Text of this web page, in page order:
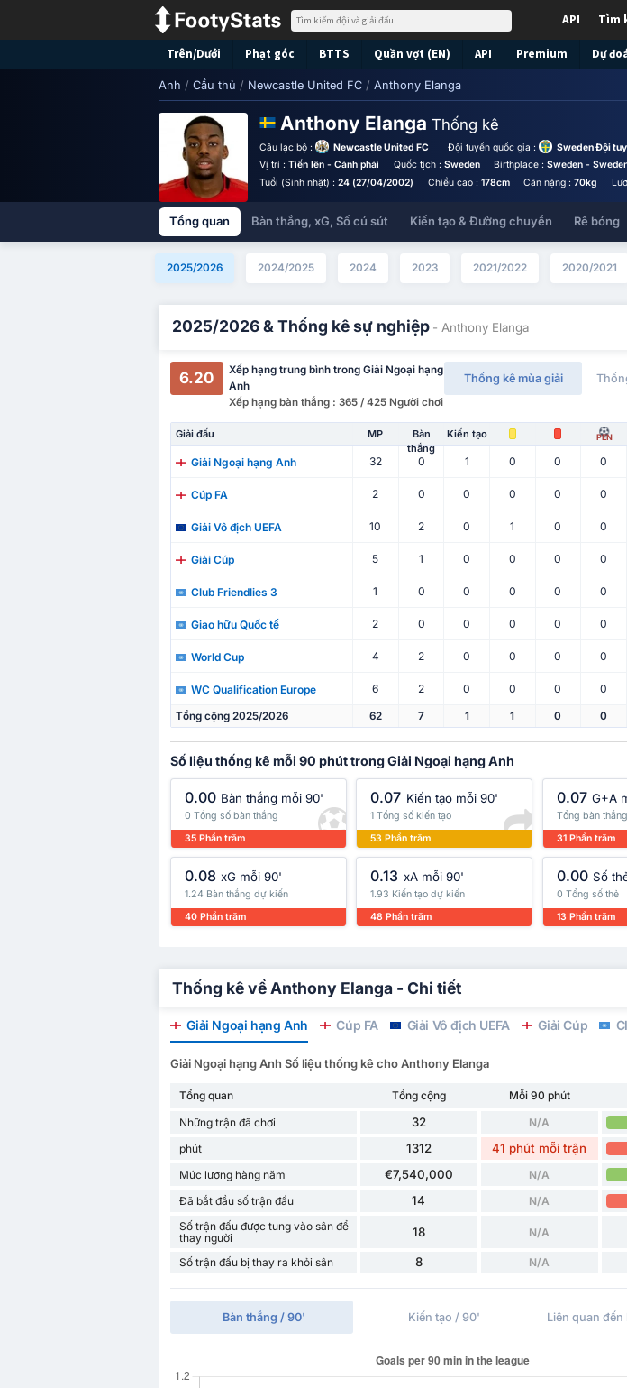
Tìm
API
Trên/Dưới Phạt góc BTTS Quần vợt (EN) API Premium Dự
Anh / Cầu thủ / Newcastle United FC / Anthony Elanga
Anthony ElangaThống kê
Câu lạc bộ : Newcastle United FC Đội tuyển quốc gia :
Sweden Đội
Vị trí :Tiến lên - Cánh phải Quốc tịch : Sweden Birthplace :Sweden -
Tuổi (Sinh nhật) :24 (27/04/2002) Chiều cao : 178cm Cân nặng :70kg
Tổng quan Bàn thắng, xG, Số cú sút Kiến tạo & Đường chuyền Rê bóng
2025/2026 2024/2025 2024 2023 2021/2022 2020/2021
2025/2026 & Thống kê sự nghiệp - Anthony Elanga
6.20
Xếp hạng trung bình trong Giải Ngoại hạng
Anh
Xếp hạng bàn thắng : 365 / 425 Người chơi
Thống kê mùa giải
Giải đấu MP
Bàn
thắng
Kiến tạo PEN
Giải Ngoại hạng Anh 32 0 1 0 0 0
Cúp FA 2 0 0 0 0 0
Giải Vô địch UEFA 10 2 0 1 0 0
Giải Cúp 5 1 0 0 0 0
Club Friendlies 3 1 0 0 0 0 0
Giao hữu Quốc tế 2 0 0 0 0 0
World Cup 4 2 0 0 0 0
WC Qualification Europe 6 2 0 0 0 0
Tổng cộng 2025/2026 62 7 1 1 0 0
Số liệu thống kê mỗi 90 phút trong Giải Ngoại hạng Anh
0.00 Bàn thắng mỗi 90'
0 Tổng số bàn thắng
35 Phần trăm
0.07 Kiến tạo mỗi 90'
1 Tổng số kiến tạo
53 Phần trăm
0.07 G+A
Tổng bàn
31 Phần trăm
0.08 xG mỗi 90'
1.24 Bàn thắng dự kiến
40 Phần trăm
0.13 xA mỗi 90'
1.93 Kiến tạo dự kiến
48 Phần trăm
0.00 Số
0 Tổng số thẻ
13 Phần trăm
Thống kê về Anthony Elanga - Chi tiết
Giải Ngoại hạng Anh Cúp FA Giải Vô địch UEFA Giải Cúp
Giải Ngoại hạng Anh Số liệu thống kê cho Anthony Elanga
Tổng quan Tổng cộng Mỗi 90 phút
Những trận đã chơi
32 N/A
phút 1312 41 phút mỗi trận
Mức lương hàng năm €7,540,000 N/A
Đã bắt đầu số trận đấu 14 N/A
Số trận đấu được tung vào sân để
thay người
18 N/A
Số trận đấu bị thay ra khỏi sân 8 N/A
Bàn thắng / 90' Kiến tạo / 90' Liên quan